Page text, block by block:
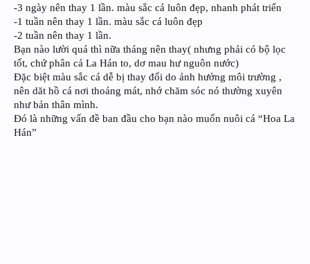
-3 ngày nên thay 1 lần. màu sắc cá luôn đẹp, nhanh phát triển
-1 tuần nên thay 1 lần. màu sắc cá luôn đẹp
-2 tuần nên thay 1 lần.
Bạn nào lười quá thì nữa tháng nên thay( nhưng phải có bộ lọc
tốt, chứ phân cá La Hán to, dơ mau hư nguôn nước)
Đặc biệt màu sắc cá dễ bị thay đổi do ảnh hưởng môi trường ,
nên dăt hồ cá nơi thoáng mát, nhớ chăm sóc nó thường xuyên
như bản thân mình.
Đó là những vấn đề ban đầu cho bạn nào muốn nuôi cá “Hoa La
Hán”